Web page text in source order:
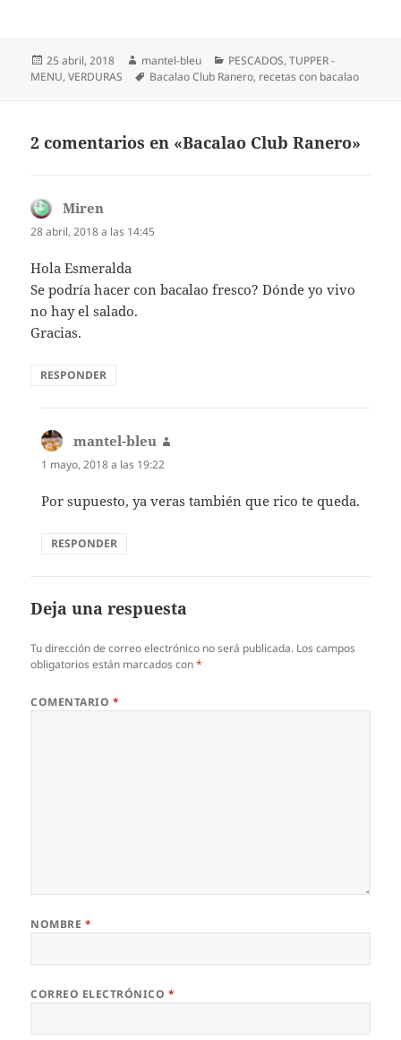
Publicado
el
25 abril, 2018 Autor
mantel-bleu Categorías
PESCADOS,TUPPER -
MENU,VERDURAS Etiquetas
Bacalao Club Ranero, recetas con bacalao
2 comentarios en «Bacalao Club Ranero»
Miren
28 abril, 2018 a las 14:45
Hola Esmeralda
Se podría hacer con bacalao fresco? Dónde yo vivo
no hay el salado.
Gracias.
RESPONDER
mantel-bleu
1 mayo, 2018 a las 19:22
Por supuesto, ya veras también que rico te queda.
RESPONDER
Deja una respuesta
Tu dirección de correo electrónico no será publicada. Los campos
obligatorios están marcados con*
COMENTARIO *
NOMBRE *
CORREO ELECTRÓNICO *